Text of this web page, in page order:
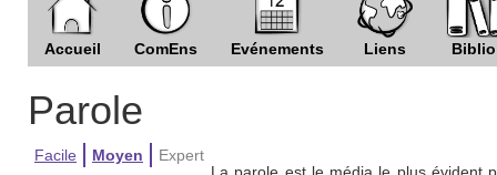
Accueil ComEns Evénements Liens Biblio
Parole
Facile Moyen
Expert